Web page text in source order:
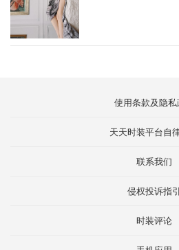
使用条款及隐私
天天时装平台自
联系我们
侵权投诉指引
时装评论